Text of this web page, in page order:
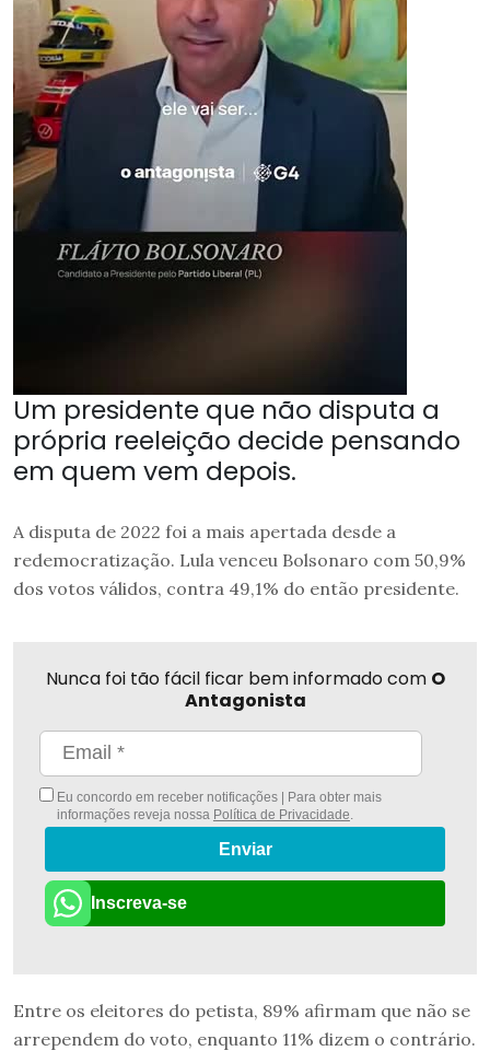
Um presidente que não disputa a
própria reeleição decide pensando
em quem vem depois.
A disputa de 2022 foi a mais apertada desde a
redemocratização. Lula venceu Bolsonaro com 50,9%
dos votos válidos, contra 49,1% do então presidente.
Nunca foi tão fácil ficar bem informado com O
Antagonista
Eu concordo em receber notificações | Para obter mais
informações reveja nossa Política de Privacidade
Enviar
Inscreva-se
Entre os eleitores do petista, 89% afirmam que não se
arrependem do voto, enquanto 11% dizem o contrário.